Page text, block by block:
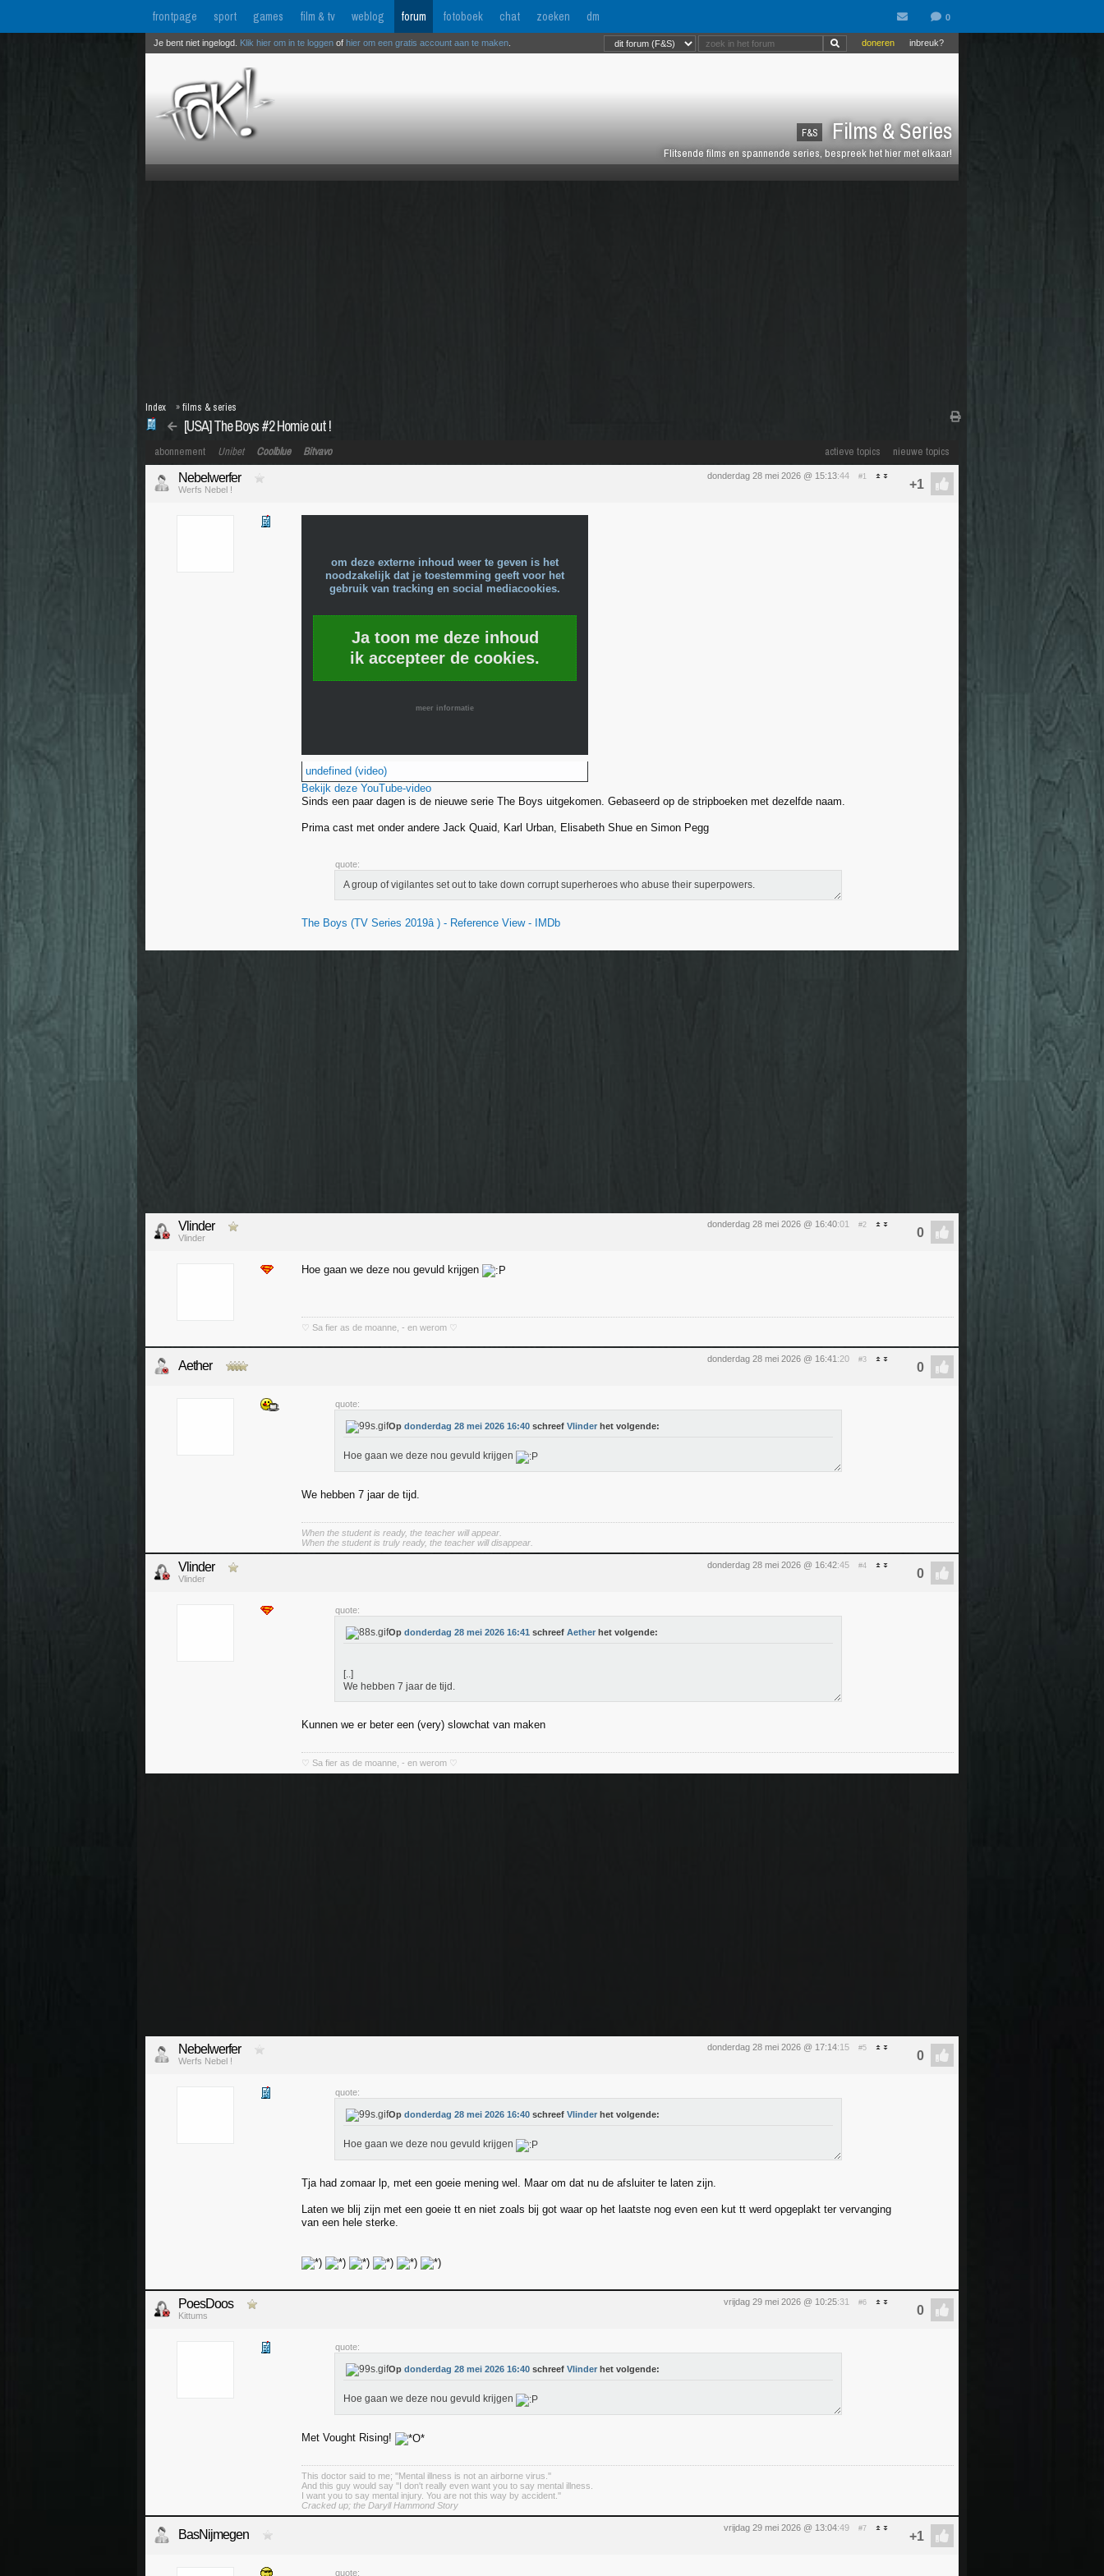
frontpage sport games film & tv weblog forum fotoboek chat zoeken dm
F&S Films & Series
Flitsende films en spannende series, bespreek het hier met elkaar!
inbreuk?
doneren
Je bent niet ingelogd. Klik hier om in te loggen of hier om een gratis account aan te maken
[USA] The Boys #2 Homie out !
Index »films & series
actieve topics nieuwe topics
abonnement Unibet Coolblue Bitvavo
donderdag 28 mei 2026 @ 15:13:44 #1
Nebelwerfer
Werfs Nebel !
om deze externe inhoud weer te geven is het
noodzakelijk dat je toestemming geeft voor het
gebruik van tracking en social mediacookies.
Ja toon me deze inhoud
ik accepteer de cookies.
meer informatie
undefined (video)
Bekijk deze YouTube-video
Sinds een paar dagen is de nieuwe serie The Boys uitgekomen. Gebaseerd op de stripboeken met dezelfde naam.
Prima cast met onder andere Jack Quaid, Karl Urban, Elisabeth Shue en Simon Pegg
quote:
A group of vigilantes set out to take down corrupt superheroes who abuse their superpowers.
The Boys (TV Series 2019â ) - Reference View - IMDb
donderdag 28 mei 2026 @ 16:40:01 #2
Vlinder
Vlinder
Hoe gaan we deze nou gevuld krijgen
♡ Sa fier as de moanne, - en werom ♡
donderdag 28 mei 2026 @ 16:41 :20 #3
Aether
quote:
Op donderdag 28 mei 2026 16:40 schreef Vlinder het volgende:
Hoe gaan we deze nou gevuld krijgen
We hebben 7 jaar de tijd.
When the student is ready, the teacher will appear.
When the student is truly ready, the teacher will disappear.
donderdag 28 mei 2026 @ 16:42:45 #4
Vlinder
Vlinder
quote:
Op donderdag 28 mei 2026 16:41 schreef Aether het volgende:
[..]
We hebben 7 jaar de tijd.
Kunnen we er beter een (very) slowchat van maken
♡ Sa fier as de moanne, - en werom ♡
donderdag 28 mei 2026 @ 17:14:15 #5
Nebelwerfer
Werfs Nebel !
quote:
Op donderdag 28 mei 2026 16:40 schreef Vlinder het volgende:
Hoe gaan we deze nou gevuld krijgen
Tja had zomaar lp, met een goeie mening wel. Maar om dat nu de afsluiter te laten zijn.
Laten we blij zijn met een goeie tt en niet zoals bij got waar op het laatste nog even een kut tt werd opgeplakt ter vervanging
van een hele sterke.
vrijdag 29 mei 2026 @ 10:25:31 #6
PoesDoos
Kittums
quote:
Op donderdag 28 mei 2026 16:40 schreef Vlinder het volgende:
Hoe gaan we deze nou gevuld krijgen
Met Vought Rising!
This doctor said to me; ''Mental illness is not an airborne virus.''
And this guy would say ''I don't really even want you to say mental illness.
I want you to say mental injury. You are not this way by accident.''
Cracked up; the Daryll Hammond Story
vrijdag 29 mei 2026 @ 13:04:49 #7
BasNijmegen
quote: